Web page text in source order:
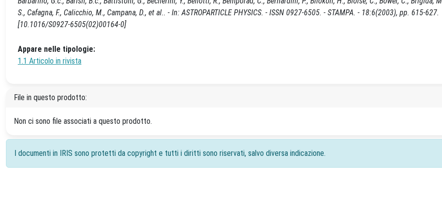
S., Cafagna, F., Calicchio, M., Campana, D., et al.. - In: ASTROPARTICLE PHYSICS. - ISSN 0927-6505. - STAMPA. - 18:6(2003), pp. 615-627.
[10.1016/S0927-6505(02)00164-0]
Appare nelle tipologie:
1.1 Articolo in rivista
File in questo prodotto:
Non ci sono file associati a questo prodotto.
I documenti in IRIS sono protetti da copyright e tutti i diritti sono riservati, salvo diversa indicazione.